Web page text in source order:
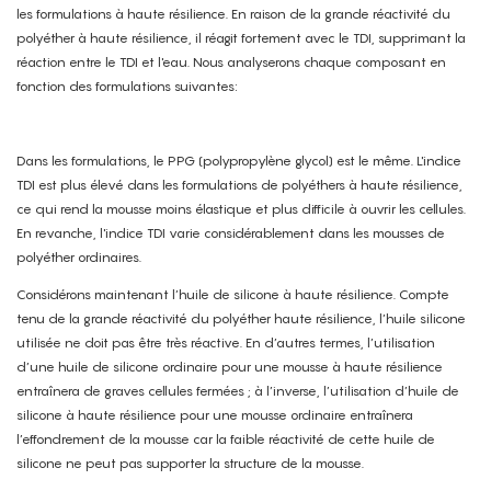
les formulations à haute résilience. En raison de la grande réactivité du
polyéther à haute résilience, il réagit fortement avec le TDI, supprimant la
réaction entre le TDI et l'eau. Nous analyserons chaque composant en
fonction des formulations suivantes:
Dans les formulations, le PPG (polypropylène glycol) est le même. L'indice
TDI est plus élevé dans les formulations de polyéthers à haute résilience,
ce qui rend la mousse moins élastique et plus difficile à ouvrir les cellules.
En revanche, l'indice TDI varie considérablement dans les mousses de
polyéther ordinaires.
Considérons maintenant l’huile de silicone à haute résilience. Compte
tenu de la grande réactivité du polyéther haute résilience, l’huile silicone
utilisée ne doit pas être très réactive. En d’autres termes, l’utilisation
d’une huile de silicone ordinaire pour une mousse à haute résilience
entraînera de graves cellules fermées ; à l’inverse, l’utilisation d’huile de
silicone à haute résilience pour une mousse ordinaire entraînera
l’effondrement de la mousse car la faible réactivité de cette huile de
silicone ne peut pas supporter la structure de la mousse.